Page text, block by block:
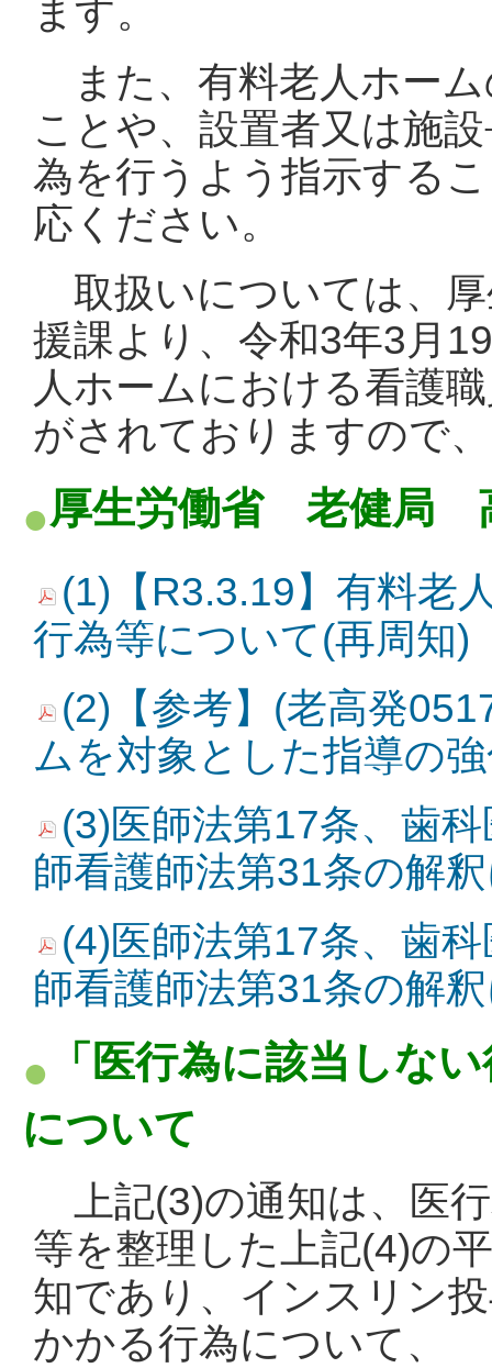
ます。
また、有料老人ホー
ことや、設置者又は施
為を行うよう指示する
応ください。
取扱いについては、
援課より、令和3年3月
人ホームにおける看護
がされておりますので
厚生労働省 老健局
(1)【R3.3.19】有料老
行為等について(再周知)
(2)【参考】(老高発
ムを対象とした指導の
(3)医師法第17条、歯
師看護師法第31条の解
(4)医師法第17条、歯
師看護師法第31条の解
「医行為に該当しな
について
上記(3)の通知は、医
等を整理した上記(4)の
知であり、インスリン
かかる行為について、